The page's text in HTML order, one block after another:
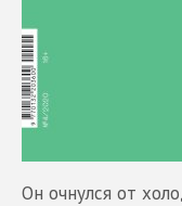
Он очнулся от